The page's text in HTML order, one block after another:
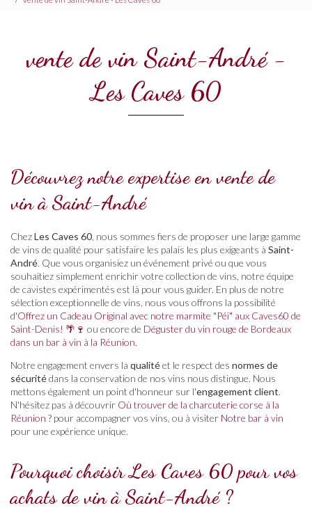
vente de vin Saint-André -
Les Caves 60
Découvrez notre expertise en vente de
vin à Saint-André
ChezLes Caves 60 , nous sommes fiers de proposer une large gamme
de vins de qualité pour satisfaire les palais les plus exigeants à Saint-
André. Que vous organisiez un événement privé ou que vous
souhaitiez simplement enrichir votre collection de vins, notre équipe
de cavistes expérimentés est là pour vous guider. En plus de notre
sélection exceptionnelle de vins, nous vous offrons la possibilité
d'Offrez un Cadeau Original avec notre marmite "Péi" aux Caves60 de
Saint-Denis! 🌴🍷 ou encore de Déguster du vin rouge de Bordeaux
dans un bar à vin à la Réunion.
Notre engagement envers la qualitéet le respect des normes de
sécuritédans la conservation de nos vins nous distingue. Nous
mettons également un point d'honneur sur l'engagement client.
N'hésitez pas à découvrir Où trouver de la charcuterie corse à la
Réunion ? pour accompagner vos vins, ou à visiter Notre bar à vin
pour une expérience unique.
Pourquoi choisir Les Caves 60 pour vos
achats de vin à Saint-André ?